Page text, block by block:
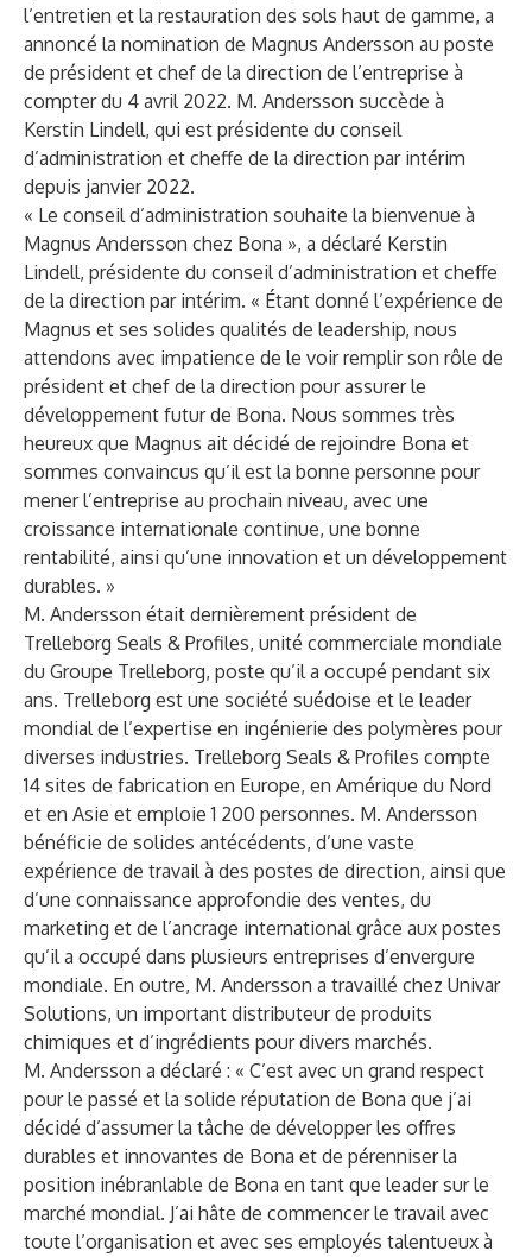
l’entretien et la restauration des sols haut de gamme, a
annoncé la nomination de Magnus Andersson au poste
de président et chef de la direction de l’entreprise à
compter du 4 avril 2022. M. Andersson succède à
Kerstin Lindell, qui est présidente du conseil
d’administration et cheffe de la direction par intérim
depuis janvier 2022.
« Le conseil d’administration souhaite la bienvenue à
Magnus Andersson chez Bona », a déclaré Kerstin
Lindell, présidente du conseil d’administration et cheffe
de la direction par intérim. « Étant donné l’expérience de
Magnus et ses solides qualités de leadership, nous
attendons avec impatience de le voir remplir son rôle de
président et chef de la direction pour assurer le
développement futur de Bona. Nous sommes très
heureux que Magnus ait décidé de rejoindre Bona et
sommes convaincus qu’il est la bonne personne pour
mener l’entreprise au prochain niveau, avec une
croissance internationale continue, une bonne
rentabilité, ainsi qu’une innovation et un développement
durables. »
M. Andersson était dernièrement président de
Trelleborg Seals & Profiles, unité commerciale mondiale
du Groupe Trelleborg, poste qu’il a occupé pendant six
ans. Trelleborg est une société suédoise et le leader
mondial de l’expertise en ingénierie des polymères pour
diverses industries. Trelleborg Seals & Profiles compte
14 sites de fabrication en Europe, en Amérique du Nord
et en Asie et emploie 1 200 personnes. M. Andersson
bénéficie de solides antécédents, d’une vaste
expérience de travail à des postes de direction, ainsi que
d’une connaissance approfondie des ventes, du
marketing et de l’ancrage international grâce aux postes
qu’il a occupé dans plusieurs entreprises d’envergure
mondiale. En outre, M. Andersson a travaillé chez Univar
Solutions, un important distributeur de produits
chimiques et d’ingrédients pour divers marchés.
M. Andersson a déclaré : « C’est avec un grand respect
pour le passé et la solide réputation de Bona que j’ai
décidé d’assumer la tâche de développer les offres
durables et innovantes de Bona et de pérenniser la
position inébranlable de Bona en tant que leader sur le
marché mondial. J’ai hâte de commencer le travail avec
toute l’organisation et avec ses employés talentueux à